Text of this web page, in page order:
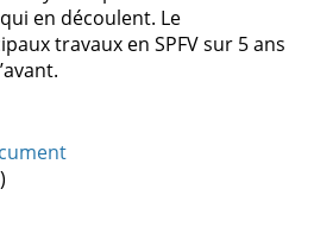
en découlent. Le
travaux en SPFV sur 5 ans